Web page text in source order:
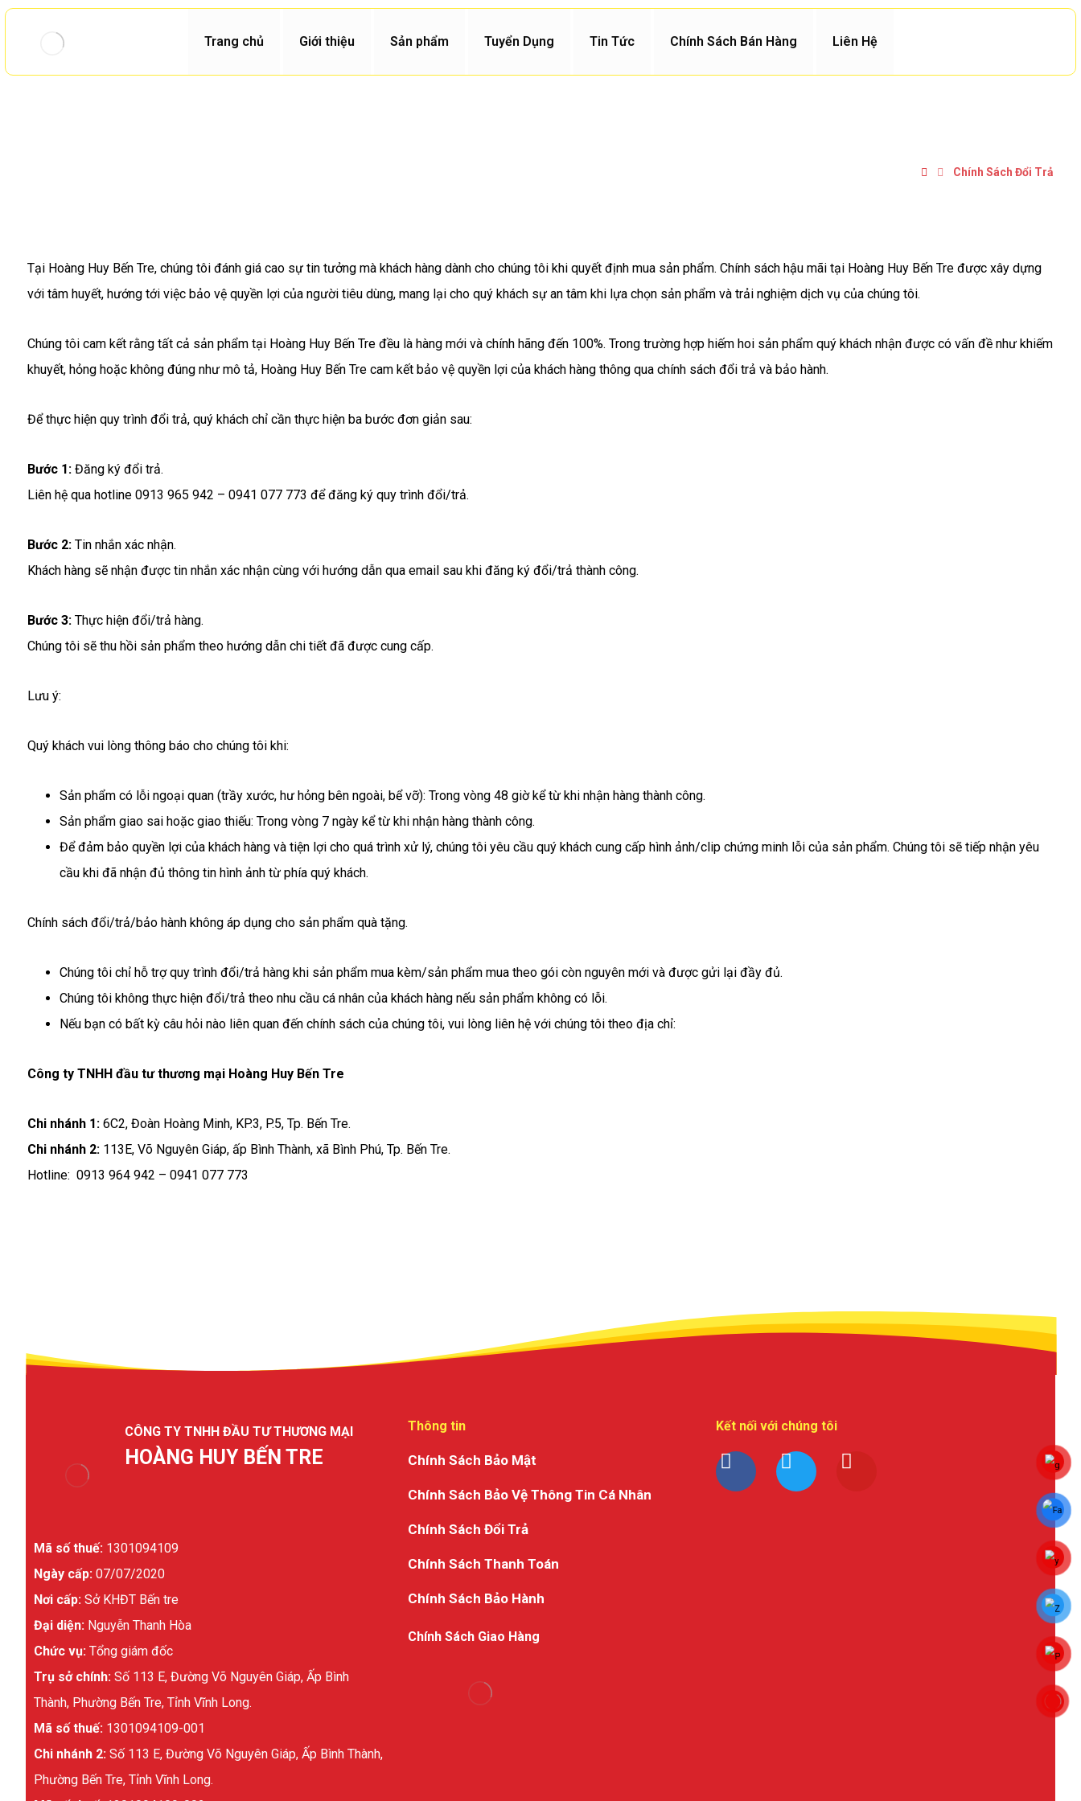
Trang chủ Giới thiệu Sản phẩm Tuyển Dụng Tin Tức Chính Sách Bán Hàng Liên Hệ
Chính Sách Đổi Trả
Tại Hoàng Huy Bến Tre, chúng tôi đánh giá cao sự tin tưởng mà khách hàng dành cho chúng tôi khi quyết định mua sản phẩm. Chính sách hậu mãi tại Hoàng Huy Bến Tre được xây dựng
với tâm huyết, hướng tới việc bảo vệ quyền lợi của người tiêu dùng, mang lại cho quý khách sự an tâm khi lựa chọn sản phẩm và trải nghiệm dịch vụ của chúng tôi.
Chúng tôi cam kết rằng tất cả sản phẩm tại Hoàng Huy Bến Tre đều là hàng mới và chính hãng đến 100%. Trong trường hợp hiếm hoi sản phẩm quý khách nhận được có vấn đề như khiếm
khuyết, hỏng hoặc không đúng như mô tả, Hoàng Huy Bến Tre cam kết bảo vệ quyền lợi của khách hàng thông qua chính sách đổi trả và bảo hành.
Để thực hiện quy trình đổi trả, quý khách chỉ cần thực hiện ba bước đơn giản sau:
Bước 1:Đăng ký đổi trả.
Liên hệ qua hotline 0913 965 942 – 0941 077 773 để đăng ký quy trình đổi/trả.
Bước 2:Tin nhắn xác nhận.
Khách hàng sẽ nhận được tin nhắn xác nhận cùng với hướng dẫn qua email sau khi đăng ký đổi/trả thành công.
Bước 3:Thực hiện đổi/trả hàng.
Chúng tôi sẽ thu hồi sản phẩm theo hướng dẫn chi tiết đã được cung cấp.
Lưu ý:
Quý khách vui lòng thông báo cho chúng tôi khi:
Sản phẩm có lỗi ngoại quan (trầy xước, hư hỏng bên ngoài, bể vỡ): Trong vòng 48 giờ kể từ khi nhận hàng thành công.
Sản phẩm giao sai hoặc giao thiếu: Trong vòng 7 ngày kể từ khi nhận hàng thành công.
Để đảm bảo quyền lợi của khách hàng và tiện lợi cho quá trình xử lý, chúng tôi yêu cầu quý khách cung cấp hình ảnh/clip chứng minh lỗi của sản phẩm. Chúng tôi sẽ tiếp nhận yêu
cầu khi đã nhận đủ thông tin hình ảnh từ phía quý khách.
Chính sách đổi/trả/bảo hành không áp dụng cho sản phẩm quà tặng.
Chúng tôi chỉ hỗ trợ quy trình đổi/trả hàng khi sản phẩm mua kèm/sản phẩm mua theo gói còn nguyên mới và được gửi lại đầy đủ.
Chúng tôi không thực hiện đổi/trả theo nhu cầu cá nhân của khách hàng nếu sản phẩm không có lỗi.
Nếu bạn có bất kỳ câu hỏi nào liên quan đến chính sách của chúng tôi, vui lòng liên hệ với chúng tôi theo địa chỉ:
Công ty TNHH đầu tư thương mại Hoàng Huy Bến Tre
Chi nhánh 1:6C2, Đoàn Hoàng Minh, KP.3, P.5, Tp. Bến Tre.
Chi nhánh 2:113E, Võ Nguyên Giáp, ấp Bình Thành, xã Bình Phú, Tp. Bến Tre.
Hotline: 0913 964 942 – 0941 077 773
CÔNG TY TNHH ĐẦU TƯ THƯƠNG MẠI
HOÀNG HUY BẾN TRE
Mã số thuế: 1301094109
Ngày cấp: 07/07/2020
Nơi cấp: Sở KHĐT Bến tre
Đại diện: Nguyễn Thanh Hòa
Chức vụ: Tổng giám đốc
Trụ sở chính: Số 113 E, Đường Võ Nguyên Giáp, Ấp Bình
Thành, Phường Bến Tre, Tỉnh Vĩnh Long.
Mã số thuế: 1301094109-001
Chi nhánh 2: Số 113 E, Đường Võ Nguyên Giáp, Ấp Bình Thành,
Phường Bến Tre, Tỉnh Vĩnh Long.
Thông tin
Chính Sách Bảo Mật
Chính Sách Bảo Vệ Thông Tin Cá Nhân
Chính Sách Đổi Trả
Chính Sách Thanh Toán
Chính Sách Bảo Hành
Chính Sách Giao Hàng
Kết nối với chúng tôi